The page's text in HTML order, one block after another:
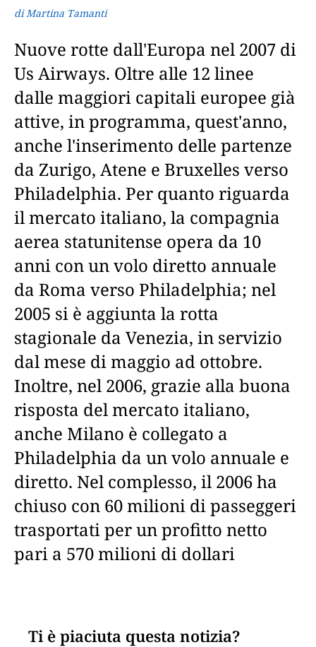
di Martina Tamanti
Nuove rotte dall'Europa nel 2007 di
Us Airways. Oltre alle 12 linee
dalle maggiori capitali europee già
attive, in programma, quest'anno,
anche l'inserimento delle partenze
da Zurigo, Atene e Bruxelles verso
Philadelphia. Per quanto riguarda
il mercato italiano, la compagnia
aerea statunitense opera da 10
anni con un volo diretto annuale
da Roma verso Philadelphia; nel
2005 si è aggiunta la rotta
stagionale da Venezia, in servizio
dal mese di maggio ad ottobre.
Inoltre, nel 2006, grazie alla buona
risposta del mercato italiano,
anche Milano è collegato a
Philadelphia da un volo annuale e
diretto. Nel complesso, il 2006 ha
chiuso con 60 milioni di passeggeri
trasportati per un profitto netto
pari a 570 milioni di dollari
Ti è piaciuta questa notizia?